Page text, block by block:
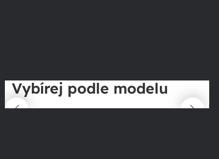
Vybírej podle modelu